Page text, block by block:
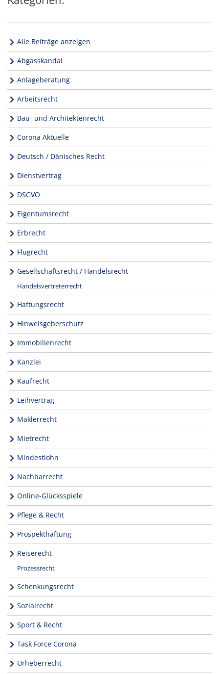
Alle Beiträge anzeigen
Abgasskandal
Anlageberatung
Arbeitsrecht
Bau- und Architektenrecht
Corona Aktuelle
Deutsch / Dänisches Recht
Dienstvertrag
DSGVO
Eigentumsrecht
Erbrecht
Flugrecht
Gesellschaftsrecht / Handelsrecht
Handelsvertreterrecht
Haftungsrecht
Hinweisgeberschutz
Immobilienrecht
Kanzlei
Kaufrecht
Leihvertrag
Maklerrecht
Mietrecht
Mindestlohn
Nachbarrecht
Online-Glücksspiele
Pflege & Recht
Prospekthaftung
Reiserecht
Prozessrecht
Schenkungsrecht
Sozialrecht
Sport & Recht
Task Force Corona
Urheberrecht